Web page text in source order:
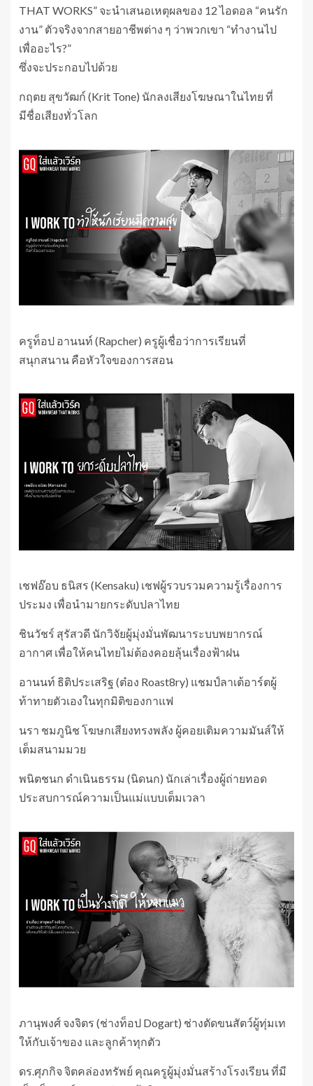
THAT WORKS” จะนำเสนอเหตุผลของ 12 ไอดอล “คนรัก
งาน” ตัวจริงจากสายอาชีพต่าง ๆ ว่าพวกเขา “ทำงานไป
เพื่ออะไร?”
ซึ่งจะประกอบไปด้วย
กฤตย สุขวัฒก์ (Krit Tone) นักลงเสียงโฆษณาในไทย ที่
มีชื่อเสียงทั่วโลก
ครูท็อป อานนท์ (Rapcher) ครูผู้เชื่อว่าการเรียนที่
สนุกสนาน คือหัวใจของการสอน
เชฟอ๊อบ ธนิสร (Kensaku) เชฟผู้รวบรวมความรู้เรื่องการ
ประมง เพื่อนำมายกระดับปลาไทย
ชินวัชร์ สุรัสวดี นักวิจัยผู้มุ่งมั่นพัฒนาระบบพยากรณ์
อากาศ เพื่อให้คนไทยไม่ต้องคอยลุ้นเรื่องฟ้าฝน
อานนท์ ธิติประเสริฐ (ต๋อง Roast8ry) แชมป์ลาเต้อาร์ตผู้
ท้าทายตัวเองในทุกมิติของกาแฟ
นรา ชมภูนิช โฆษกเสียงทรงพลัง ผู้คอยเติมความมันส์ให้
เต็มสนามมวย
พนิตชนก ดำเนินธรรม (นิดนก) นักเล่าเรื่องผู้ถ่ายทอด
ประสบการณ์ความเป็นแม่แบบเต็มเวลา
ภานุพงศ์ จงจิตร (ช่างท็อป Dogart) ช่างตัดขนสัตว์ผู้ทุ่มเท
ให้กับเจ้าของ และลูกค้าทุกตัว
ดร.ศุภกิจ จิตคล่องทรัพย์ คุณครูผู้มุ่งมั่นสร้างโรงเรียน ที่มี